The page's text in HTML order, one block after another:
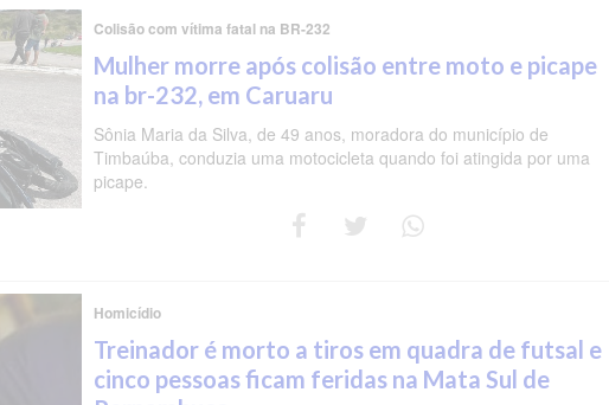
Colisão com vítima fatal na BR-232
Mulher morre após colisão entre moto e picape
na br-232, em Caruaru
Sônia Maria da Silva, de 49 anos, moradora do município de
Timbaúba, conduzia uma motocicleta quando foi atingida por uma
picape.
Homicídio
Treinador é morto a tiros em quadra de futsal e
cinco pessoas ficam feridas na Mata Sul de